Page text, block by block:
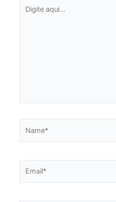
aqui...